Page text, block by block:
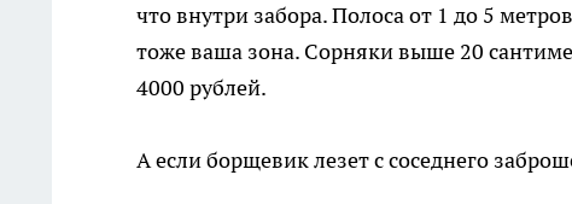
что внутри забора. Полоса от 1 до 5
тоже ваша зона. Сорняки выше 20
4000 рублей.
А если борщевик лезет с соседнего